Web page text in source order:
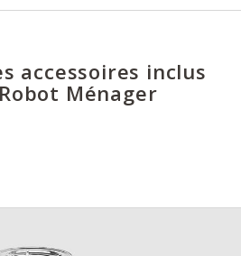
accessoires inclus
Ménager